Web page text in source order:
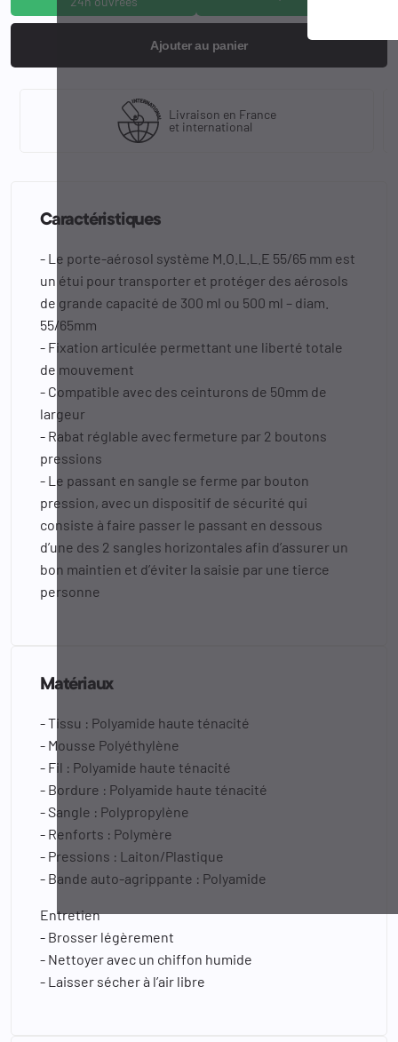
Ajouter au panier
Livraison en France
et international
Caractéristiques
- Le porte-aérosol système M.O.L.L.E 55/65 mm est
un étui pour transporter et protéger des aérosols
de grande capacité de 300 ml ou 500 ml – diam.
55/65mm
- Fixation articulée permettant une liberté totale
de mouvement
- Compatible avec des ceinturons de 50mm de
largeur
- Rabat réglable avec fermeture par 2 boutons
pressions
- Le passant en sangle se ferme par bouton
pression, avec un dispositif de sécurité qui
consiste à faire passer le passant en dessous
d’une des 2 sangles horizontales afin d’assurer un
bon maintien et d’éviter la saisie par une tierce
personne
Matériaux
- Tissu : Polyamide haute ténacité
- Mousse Polyéthylène
- Fil : Polyamide haute ténacité
- Bordure : Polyamide haute ténacité
- Sangle : Polypropylène
- Renforts : Polymère
- Pressions : Laiton/Plastique
- Bande auto-agrippante : Polyamide
Entretien
- Brosser légèrement
- Nettoyer avec un chiffon humide
- Laisser sécher à l’air libre